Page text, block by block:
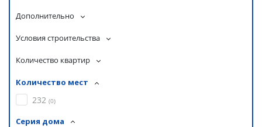
Дополнительно
Условия строительства
Количество квартир
Количество мест
232 (0)
Серия дома